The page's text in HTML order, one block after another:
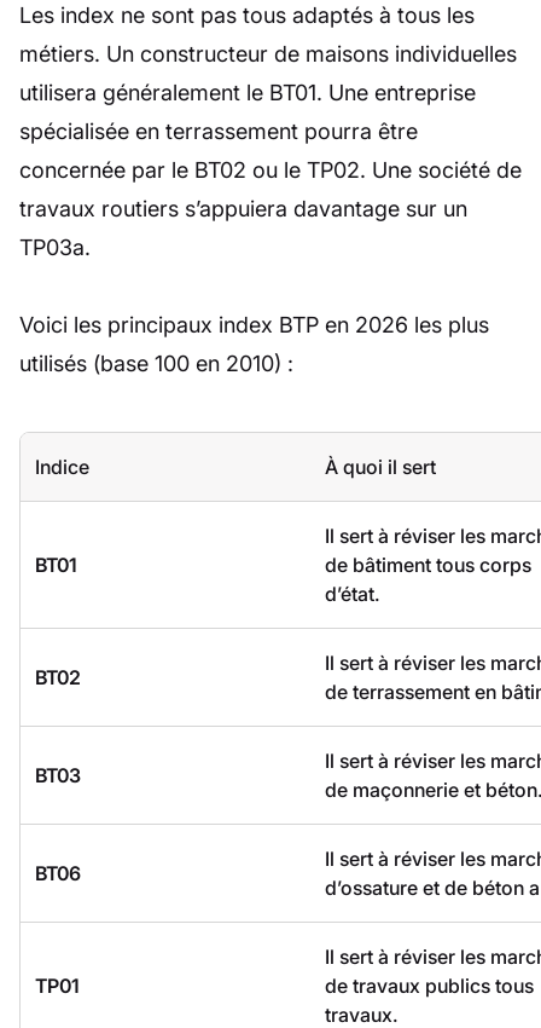
Les index ne sont pas tous adaptés à tous les
métiers. Un constructeur de maisons individuelles
utilisera généralement le BT01. Une entreprise
spécialisée en terrassement pourra être
concernée par le BT02 ou le TP02. Une société de
travaux routiers s’appuiera davantage sur un
TP03a.
Voici les principaux index BTP en 2026 les plus
utilisés (base 100 en 2010) :
Indice À quoi il sert
BT01
Il sert à réviser les
de bâtiment tous corps
d’état.
BT02
Il sert à réviser les
de terrassement en
BT03
Il sert à réviser les
de maçonnerie et
BT06
Il sert à réviser les
d’ossature et de béton
TP01
Il sert à réviser les
de travaux publics tous
travaux.